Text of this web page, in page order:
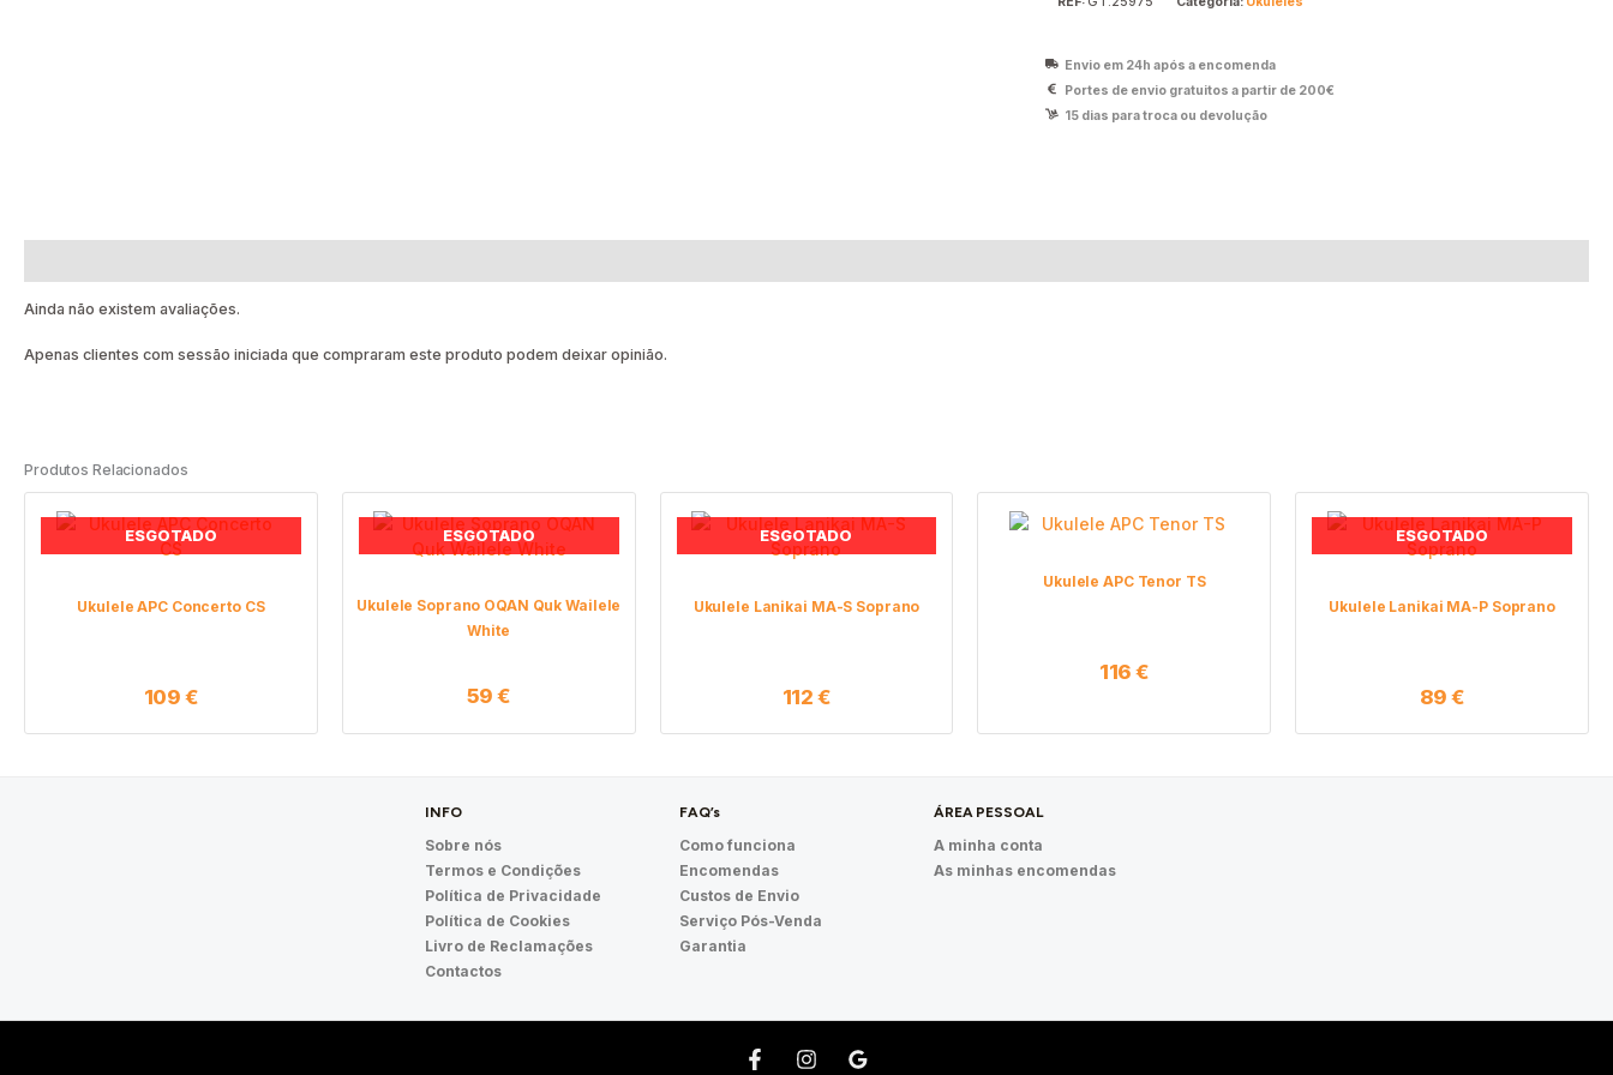
Envio em 24h após a encomenda
Portes de envio gratuitos a partir de 200€
15 dias para troca ou devolução
Ainda não existem avaliações.
Apenas clientes com sessão iniciada que compraram este produto podem deixar opinião.
Produtos Relacionados
ESGOTADO
Ukulele APC Concerto CS
109 €
ESGOTADO
Ukulele Soprano OQAN Quk Wailele
White
59€
ESGOTADO
Ukulele Lanikai MA-S Soprano
112 €
Ukulele APC Tenor TS
116€
ESGOTADO
Ukulele Lanikai MA-P Soprano
89€
INFO
Sobre nós
Termos e Condições
Política de Privacidade
Política de Cookies
Livro de Reclamações
Contactos
FAQ’s
Como funciona
Encomendas
Custos de Envio
Serviço Pós-Venda
Garantia
ÁREA PESSOAL
A minha conta
As minhas encomendas